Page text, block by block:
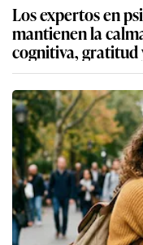
Los expertos en
mantienen la
cognitiva,